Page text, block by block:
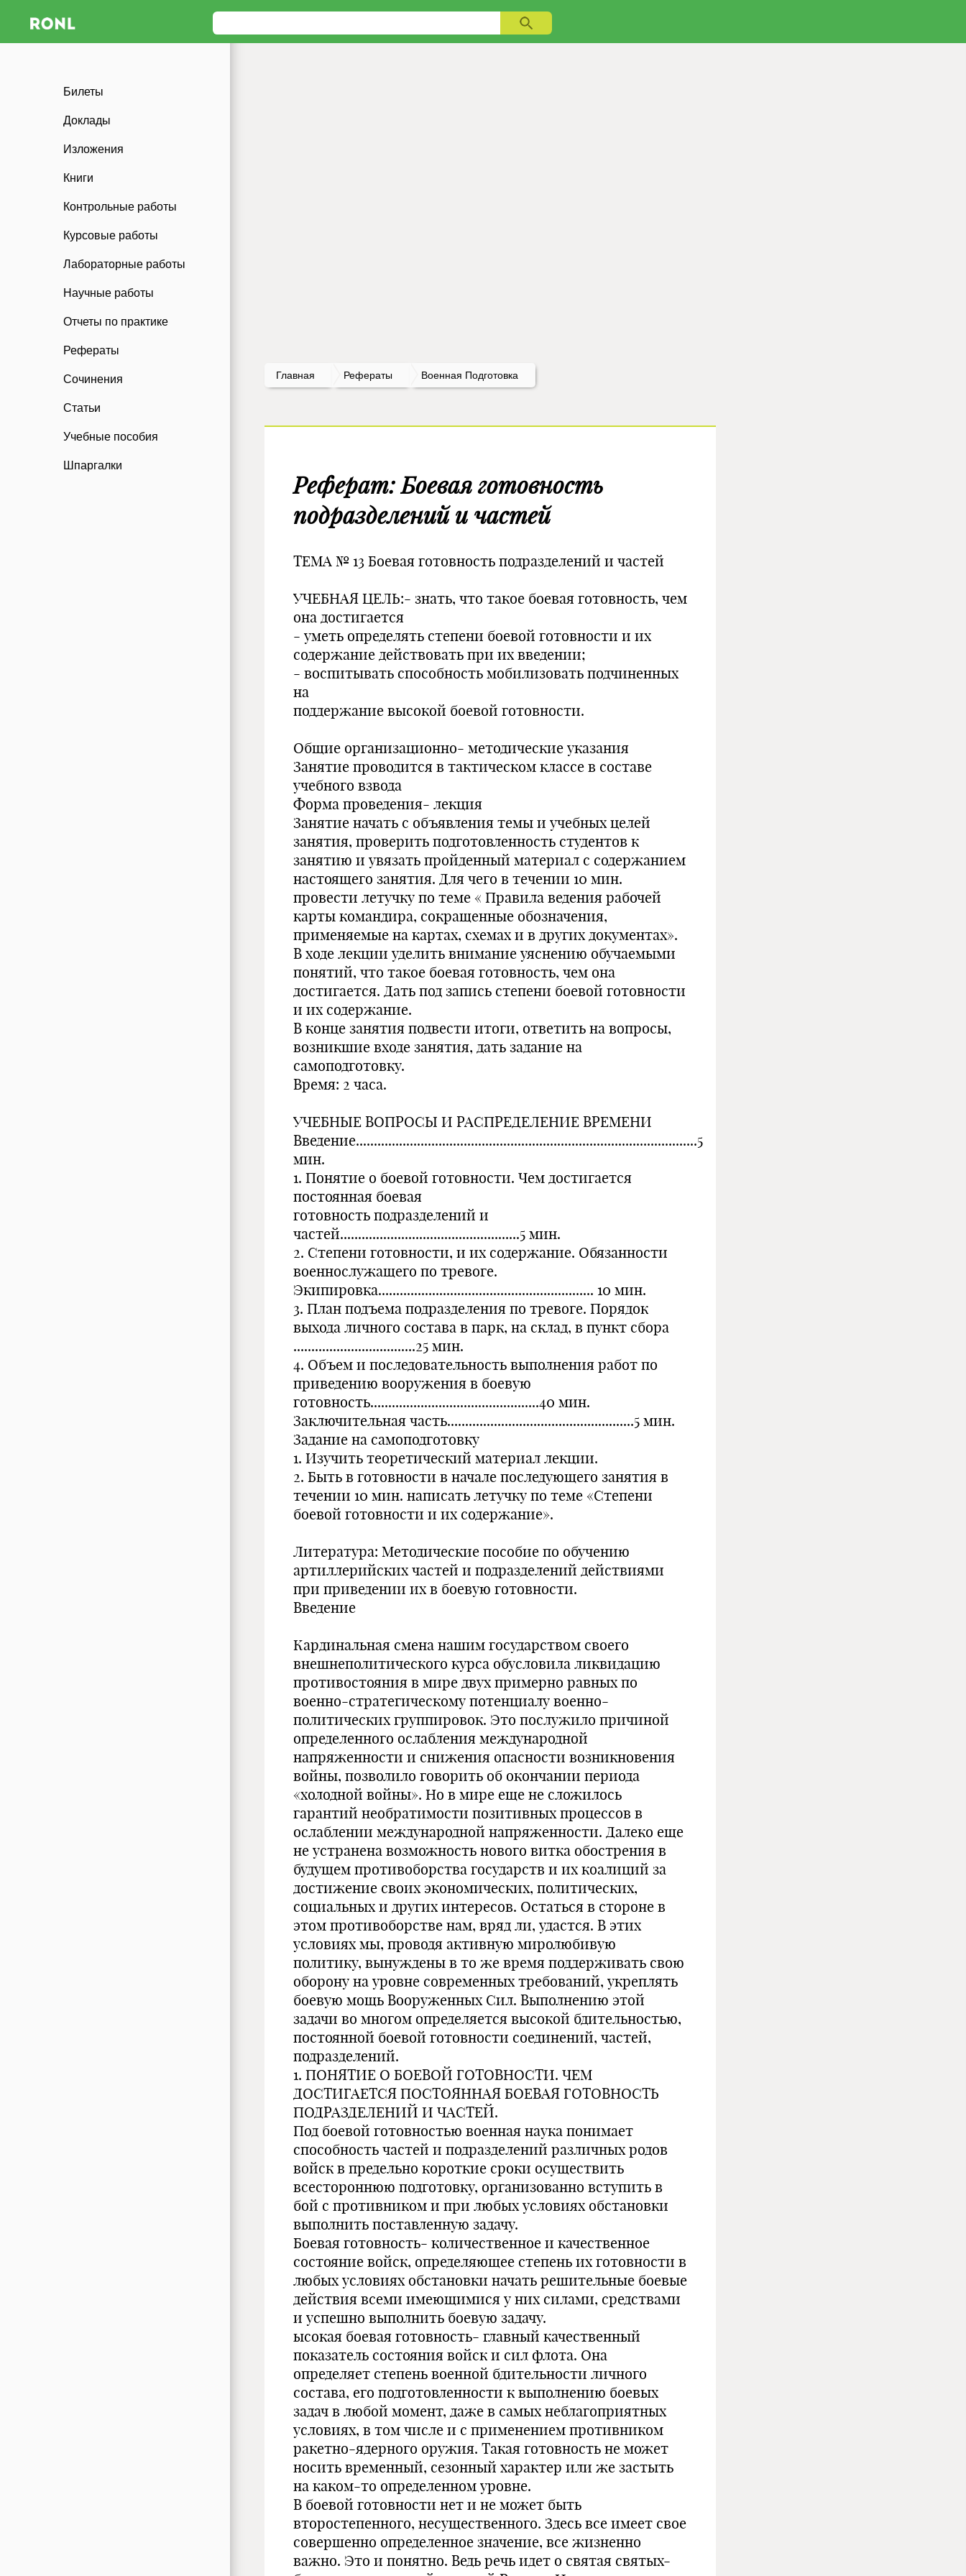
Билеты
Доклады
Изложения
Книги
Контрольные работы
Курсовые работы
Лабораторные работы
Научные работы
Отчеты по практике
Рефераты
Сочинения
Статьи
Учебные пособия
Шпаргалки
Главная Рефераты Военная Подготовка
Реферат: Боевая готовность
подразделений и частей
ТЕМА № 13 Боевая готовность подразделений и частей
УЧЕБНАЯ ЦЕЛЬ:- знать, что такое боевая готовность, чем
она достигается
- уметь определять степени боевой готовности и их
содержание действовать при их введении;
- воспитывать способность мобилизовать подчиненных
на
поддержание высокой боевой готовности.
Общие организационно- методические указания
Занятие проводится в тактическом классе в составе
учебного взвода
Форма проведения- лекция
Занятие начать с объявления темы и учебных целей
занятия, проверить подготовленность студентов к
занятию и увязать пройденный материал с содержанием
настоящего занятия. Для чего в течении 10 мин.
провести летучку по теме « Правила ведения рабочей
карты командира, сокращенные обозначения,
применяемые на картах, схемах и в других документах».
В ходе лекции уделить внимание уяснению обучаемыми
понятий, что такое боевая готовность, чем она
достигается. Дать под запись степени боевой готовности
и их содержание.
В конце занятия подвести итоги, ответить на вопросы,
возникшие входе занятия, дать задание на
самоподготовку.
Время: 2 часа.
УЧЕБНЫЕ ВОПРОСЫ И РАСПРЕДЕЛЕНИЕ ВРЕМЕНИ
Введение...............................................................................................5
мин.
1. Понятие о боевой готовности. Чем достигается
постоянная боевая
готовность подразделений и
частей..................................................5 мин.
2. Степени готовности, и их содержание. Обязанности
военнослужащего по тревоге.
Экипировка............................................................ 10 мин.
3. План подъема подразделения по тревоге. Порядок
выхода личного состава в парк, на склад, в пункт сбора
..................................25 мин.
4. Объем и последовательность выполнения работ по
приведению вооружения в боевую
готовность...............................................40 мин.
Заключительная часть....................................................5 мин.
Задание на самоподготовку
1. Изучить теоретический материал лекции.
2. Быть в готовности в начале последующего занятия в
течении 10 мин. написать летучку по теме «Степени
боевой готовности и их содержание».
Литература: Методические пособие по обучению
артиллерийских частей и подразделений действиями
при приведении их в боевую готовности.
Введение
Кардинальная смена нашим государством своего
внешнеполитического курса обусловила ликвидацию
противостояния в мире двух примерно равных по
военно-стратегическому потенциалу военно-
политических группировок. Это послужило причиной
определенного ослабления международной
напряженности и снижения опасности возникновения
войны, позволило говорить об окончании периода
«холодной войны». Но в мире еще не сложилось
гарантий необратимости позитивных процессов в
ослаблении международной напряженности. Далеко еще
не устранена возможность нового витка обострения в
будущем противоборства государств и их коалиций за
достижение своих экономических, политических,
социальных и других интересов. Остаться в стороне в
этом противоборстве нам, вряд ли, удастся. В этих
условиях мы, проводя активную миролюбивую
политику, вынуждены в то же время поддерживать свою
оборону на уровне современных требований, укреплять
боевую мощь Вооруженных Сил. Выполнению этой
задачи во многом определяется высокой бдительностью,
постоянной боевой готовности соединений, частей,
подразделений.
1. ПОНЯТИЕ О БОЕВОЙ ГОТОВНОСТИ. ЧЕМ
ДОСТИГАЕТСЯ ПОСТОЯННАЯ БОЕВАЯ ГОТОВНОСТЬ
ПОДРАЗДЕЛЕНИЙ И ЧАСТЕЙ.
Под боевой готовностью военная наука понимает
способность частей и подразделений различных родов
войск в предельно короткие сроки осуществить
всестороннюю подготовку, организованно вступить в
бой с противником и при любых условиях обстановки
выполнить поставленную задачу.
Боевая готовность- количественное и качественное
состояние войск, определяющее степень их готовности в
любых условиях обстановки начать решительные боевые
действия всеми имеющимися у них силами, средствами
и успешно выполнить боевую задачу.
ысокая боевая готовность- главный качественный
показатель состояния войск и сил флота. Она
определяет степень военной бдительности личного
состава, его подготовленности к выполнению боевых
задач в любой момент, даже в самых неблагоприятных
условиях, в том числе и с применением противником
ракетно-ядерного оружия. Такая готовность не может
носить временный, сезонный характер или же застыть
на каком-то определенном уровне.
В боевой готовности нет и не может быть
второстепенного, несущественного. Здесь все имеет свое
совершенно определенное значение, все жизненно
важно. Это и понятно. Ведь речь идет о святая святых-